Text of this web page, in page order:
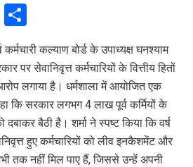
T
h
ar
e
कल्याण बोर्ड के उपाध्यक्ष घनश्याम
पर सेवानिवृत्त कर्मचारियों के वित्तीय हितों
लगाया है। धर्मशाला में आयोजित एक
कि सरकार लगभग 4 लाख पूर्व कर्मियों के
बैठी है। शर्मा ने स्पष्ट किया कि वर्ष
हुए कर्मचारियों को लीव इनकैशमेंट और
तक नहीं मिल पाए हैं, जिससे उन्हें अपनी